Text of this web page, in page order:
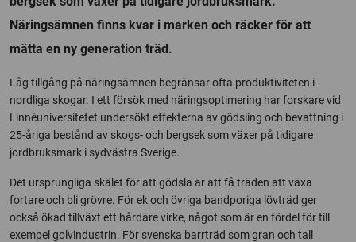
Näringsämnen finns kvar i marken och räcker för att
mätta en ny generation träd.
Låg tillgång på näringsämnen begränsar ofta produktiviteten i
nordliga skogar. I ett försök med näringsoptimering har forskare vid
Linnéuniversitetet undersökt effekterna av gödsling och bevattning i
25-åriga bestånd av skogs- och bergsek som växer på tidigare
jordbruksmark i sydvästra Sverige.
Det ursprungliga skälet för att gödsla är att få träden att växa
fortare och bli grövre. För ek och övriga bandporiga lövträd ger
också ökad tillväxt ett hårdare virke, något som är en fördel för till
exempel golvindustrin. För svenska barrträd som gran och tall